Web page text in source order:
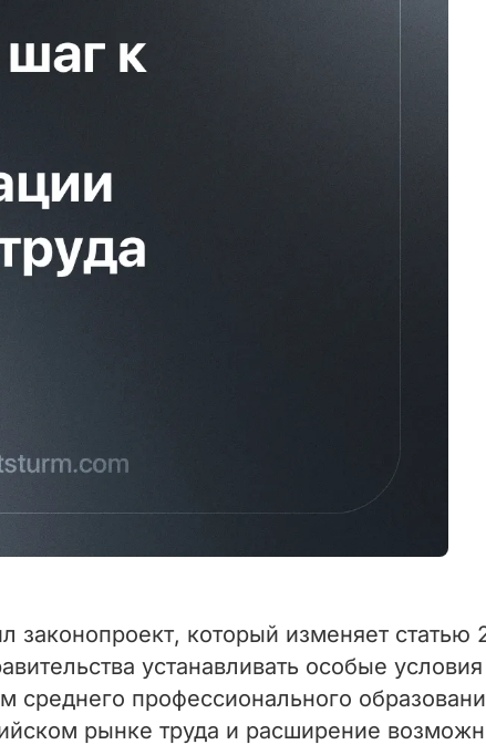
который изменяет статью
устанавливать особые
профессионального
рынке труда и расширение